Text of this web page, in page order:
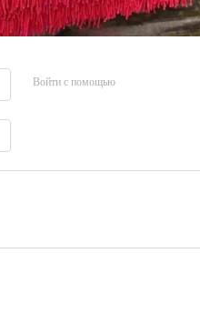
Войти с помощью